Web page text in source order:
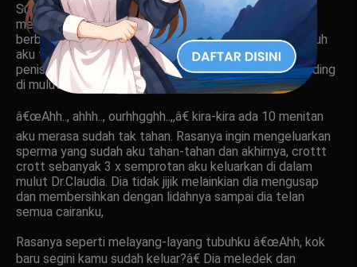
Sungguh nikmat sekali, memang aku baru pertama kali
merasakan rasa nikmat sungguh luar biasa, aku yang
berbaring di periksa memakai mulutnya. Hmmm, sungguh
aku tak tahan jilatan yang lihai dari mulutnya membuat
penisku basah. Gesekan demi gesekan menyentuh dinding
di mulutnya.
â€œAhh.., ahhh.., ourhhgghh..,,â€ kira-kira ada 10 menitan
aku merasa sudah tak tahan. Rasanya ingin mengeluarkan
sperma yang sudah aku tahan-tahan dan akhirnya, crottt
crott sebanyak 3 x semprotan aku keluarkan di dalam
mulut Dr.Claudia. Dia tidak jijik melainkian dia mengusap
dan membersihkan dengan lidahnya sampai dia telan
semua cairanku,
Rasanya seperti melayang-layang tubuhku â€œAhh, kok
baru segini kamu sudah keluar?â€ Dia meledek dan